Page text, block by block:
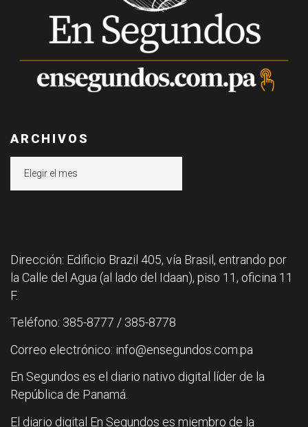
ARCHIVOS
Dirección: Edificio Brazil 405, vía Brasil, entrando por
la Calle del Agua (al lado del Idaan), piso 11, oficina 11
F.
Teléfono: 385-8777 / 385-8778
Correo electrónico: info@ensegundos.com.pa
En Segundos es el diario nativo digital líder de la
República de Panamá.
El diario digital En Segundos es miembro de la